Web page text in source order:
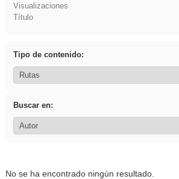
Visualizaciones
Título
Tipo de contenido:
Buscar en:
No se ha encontrado ningún resultado.